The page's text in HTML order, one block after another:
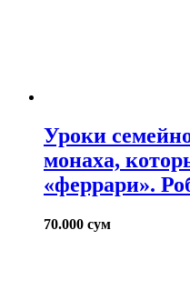
Уроки
монаха,
«феррари».
70.000 сум